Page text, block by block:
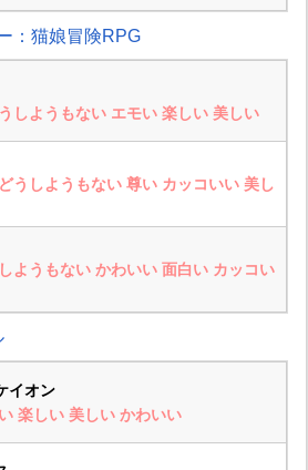
：猫娘冒険RPG
しようもない エモい 楽しい 美しい
どうしようもない 尊い カッコいい 美し
ようもない かわいい 面白い カッコい
イオン
楽しい 美しい かわいい